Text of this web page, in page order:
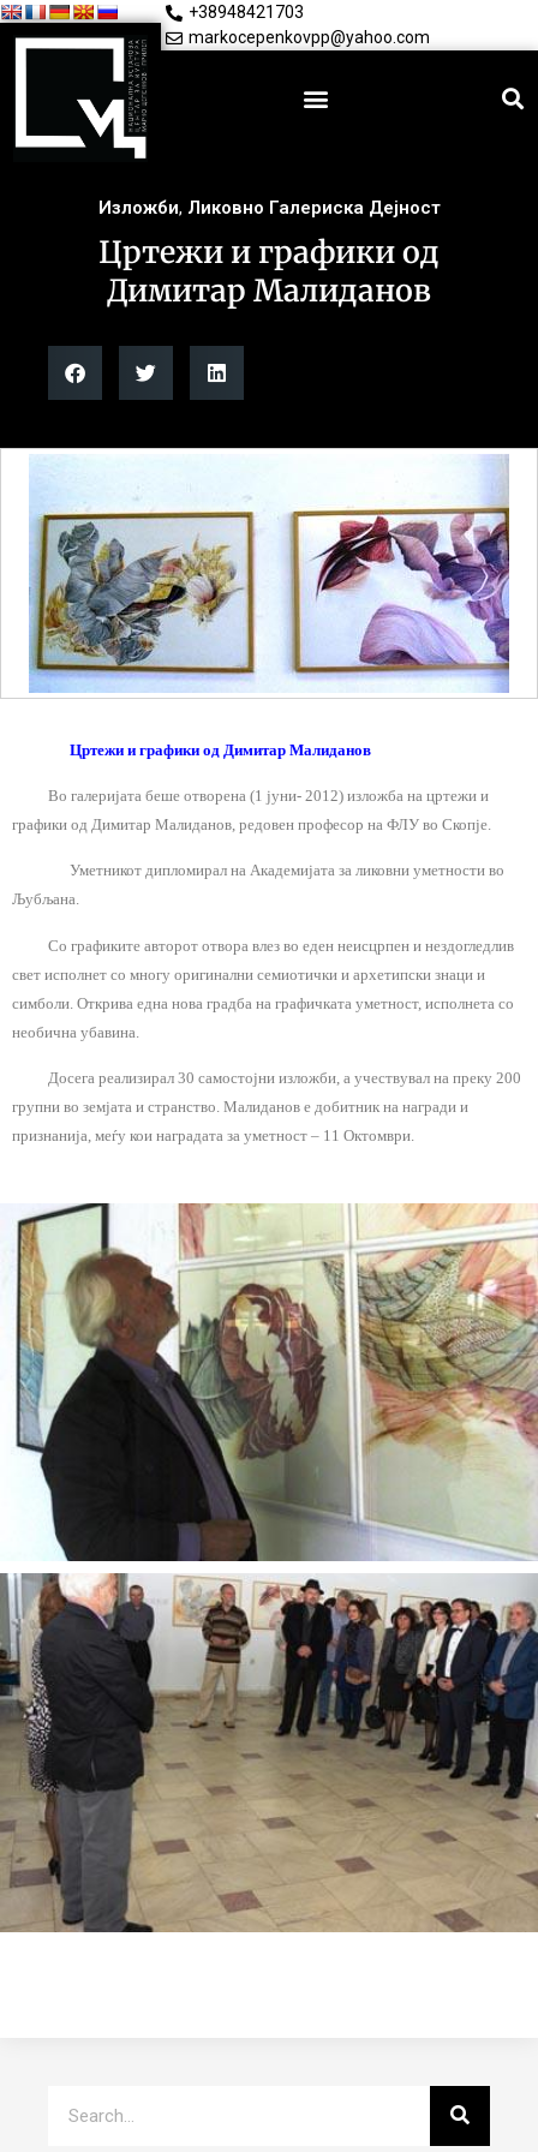
+38948421703
markocepenkovpp@yahoo.com
Изложби, Ликовно Галериска Дејност
Цртежи и графики од
Димитар Малиданов
Цртежи и графики од Димитар Малиданов
Во галеријата беше отворена (1 јуни- 2012) изложба на цртежи и
графики од Димитар Малиданов, редовен професор на ФЛУ во Скопје.
Уметникот дипломирал на Академијата за ликовни уметности во
Љубљана.
Со графиките авторот отвора влез во еден неисцрпен и нездогледлив
свет исполнет со многу оригинални семиотички и архетипски знаци и
симболи. Открива една нова градба на графичката уметност, исполнета со
необична убавина.
Досега реализирал 30 самостојни изложби, а учествувал на преку 200
групни во земјата и странство. Малиданов е добитник на награди и
признанија, меѓу кои наградата за уметност – 11 Октомври.